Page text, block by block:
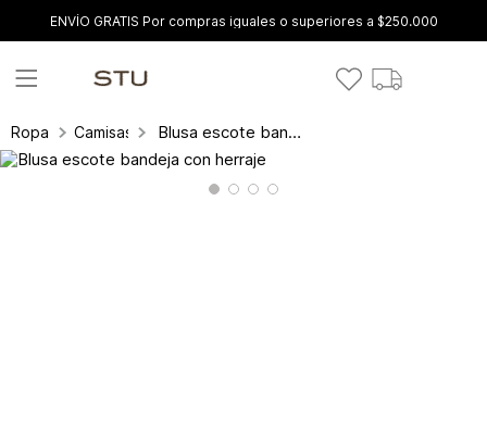
ENVÍO GRATIS Por compras iguales o superiores a $250.000
Ropa Camisas y blusas Blusa escote bandeja con herraje